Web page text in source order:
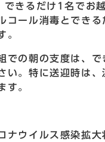
きるだけ1名でお越
コール消毒とできる
。
朝の支度は、で
い。特に送迎時は、
す。
ナウイルス感染拡大